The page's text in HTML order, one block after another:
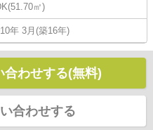
㎡)
年 3月(築16年)
合わせする(無料)
合わせする